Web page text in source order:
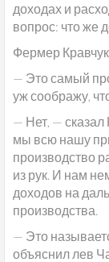
доходах и
вопрос: что же
Фермер Кравчук
— Это самый
уж соображу,
— Нет, — сказал
мы всю нашу
производство
из рук. И нам
доходов на
производства.
— Это
объяснил лев